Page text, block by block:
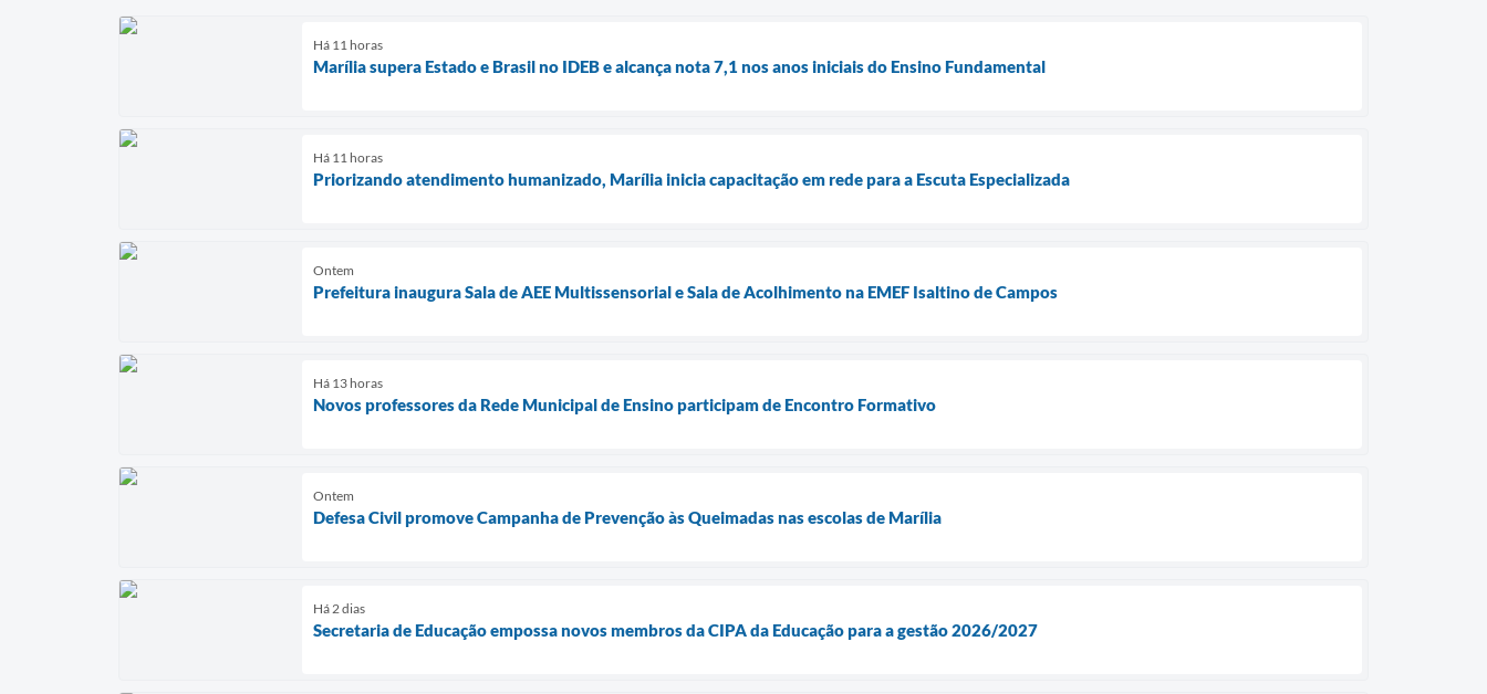
Há 11 horas
Marília supera Estado e Brasil no IDEB e alcança nota 7,1 nos anos iniciais do Ensino Fundamental
Há 11 horas
Priorizando atendimento humanizado, Marília inicia capacitação em rede para a Escuta Especializada
Ontem
Prefeitura inaugura Sala de AEE Multissensorial e Sala de Acolhimento na EMEF Isaltino de Campos
Há 13 horas
Novos professores da Rede Municipal de Ensino participam de Encontro Formativo
Ontem
Defesa Civil promove Campanha de Prevenção às Queimadas nas escolas de Marília
Há 2 dias
Secretaria de Educação empossa novos membros da CIPA da Educação para a gestão 2026/2027